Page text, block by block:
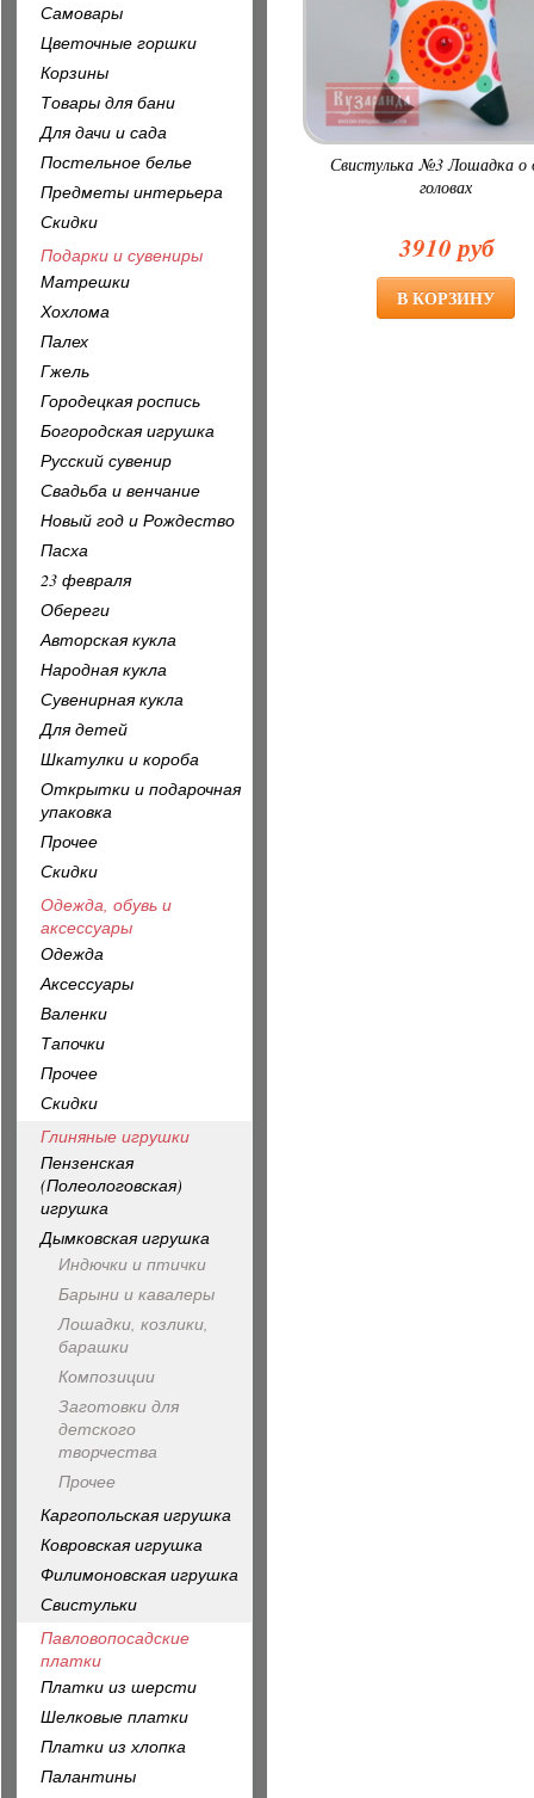
Свистулька №3 Лошадка о
головах
3910 руб
Самовары
Цветочные горшки
Корзины
Товары для бани
Для дачи и сада
Постельное белье
Предметы интерьера
Скидки
Подарки и сувениры
Матрешки
Хохлома
Палех
Гжель
Городецкая роспись
Богородская игрушка
Русский сувенир
Свадьба и венчание
Новый год и Рождество
Пасха
23 февраля
Обереги
Авторская кукла
Народная кукла
Сувенирная кукла
Для детей
Шкатулки и короба
Открытки и подарочная
упаковка
Прочее
Скидки
Одежда, обувь и
аксессуары
Одежда
Аксессуары
Валенки
Тапочки
Прочее
Скидки
Глиняные игрушки
Пензенская
(Полеологовская)
игрушка
Дымковская игрушка
Индючки и птички
Барыни и кавалеры
Лошадки, козлики,
барашки
Композиции
Заготовки для
детского
творчества
Прочее
Каргопольская игрушка
Ковровская игрушка
Филимоновская игрушка
Свистульки
Павловопосадские
платки
Платки из шерсти
Шелковые платки
Платки из хлопка
Палантины